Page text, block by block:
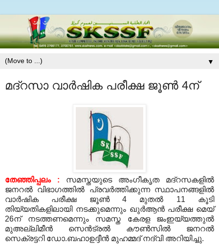
▼
മദ്‌റസാ വാര്‍ഷിക പരീക്ഷ ജൂണ്‍ 4ന്
തേഞ്ഞിപ്പലം : സമസ്തയുടെ അംഗീകൃത മദ്‌റസകളില്‍
ജനറല്‍ വിഭാഗത്തില്‍ പ്രവര്‍ത്തിക്കുന്ന സ്ഥാപനങ്ങളില്‍
വാര്‍ഷിക പരീക്ഷ ജൂണ്‍ 4 മുതല്‍ 11 കൂടി
തിയ്യതികളിലായി നടക്കുമെന്നും ഖുര്‍ആന്‍ പരീക്ഷ മെയ്
26ന് നടത്തണമെന്നും സമസ്ത കേരള ജംഇയ്യത്തുല്‍
മുഅല്ലിമീന്‍ സെന്‍ട്രല്‍ കൗണ്‍സില്‍ ജനറല്‍
സെക്രട്ടറി ഡോ.ബഹാഉദ്ദീന്‍ മുഹമ്മദ് നദ്‌വി അറിയിച്ചു.